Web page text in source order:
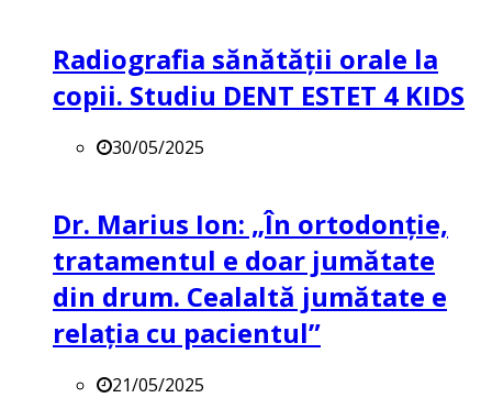
Radiografia sănătății orale la
copii. Studiu DENT ESTET 4 KIDS
30/05/2025
Dr. Marius Ion: „În ortodonție,
tratamentul e doar jumătate
din drum. Cealaltă jumătate e
relația cu pacientul”
21/05/2025